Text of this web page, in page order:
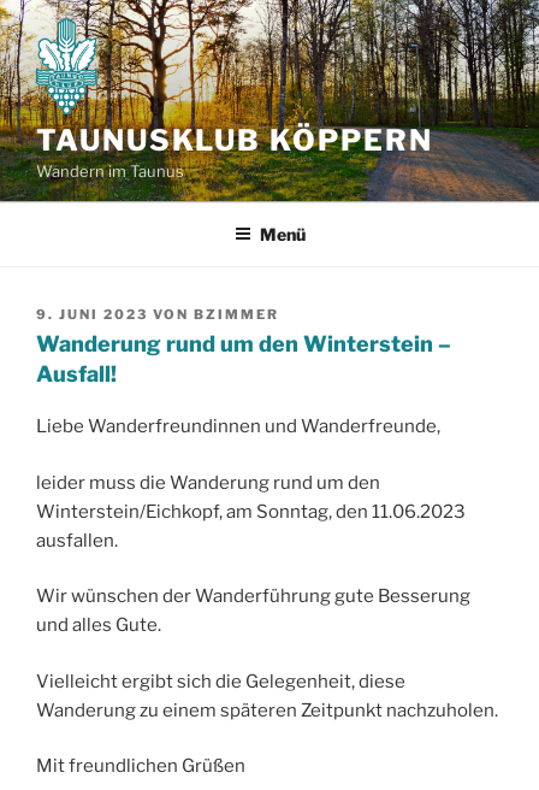
Zum
Inhalt
springen
TAUNUSKLUB KÖPPERN
Wandern im Taunus
Menü
VERÖFFENTLICHT
AM
9. JUNI 2023 VON BZIMMER
Wanderung rund um den Winterstein –
Ausfall!
Liebe Wanderfreundinnen und Wanderfreunde,
leider muss die Wanderung rund um den
Winterstein/Eichkopf, am Sonntag, den 11.06.2023
ausfallen.
Wir wünschen der Wanderführung gute Besserung
und alles Gute.
Vielleicht ergibt sich die Gelegenheit, diese
Wanderung zu einem späteren Zeitpunkt nachzuholen.
Mit freundlichen Grüßen